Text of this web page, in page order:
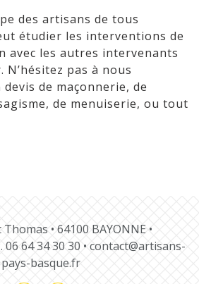
des artisans de tous
étudier les interventions de
avec les autres intervenants
pas à nous
de maçonnerie, de
de menuiserie, ou tout
• 64100 BAYONNE •
06 64 34 30 30 • contact@artisans-
pays-basque.fr